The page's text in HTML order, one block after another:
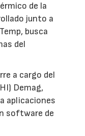
de la
junto a
busca
del
a cargo del
Demag,
aplicaciones
software de